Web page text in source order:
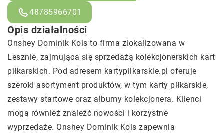
48785966701
Opis działalności
Onshey Dominik Kois to firma zlokalizowana w
Lesznie, zajmująca się sprzedażą kolekcjonerskich kart
piłkarskich. Pod adresem kartypilkarskie.pl oferuje
szeroki asortyment produktów, w tym karty piłkarskie,
zestawy startowe oraz albumy kolekcjonera. Klienci
mogą również znaleźć nowości i korzystne
wyprzedaże. Onshey Dominik Kois zapewnia